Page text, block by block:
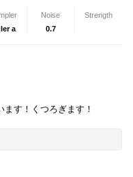
a
Noise
0.7
Strength
す！くつろぎます！